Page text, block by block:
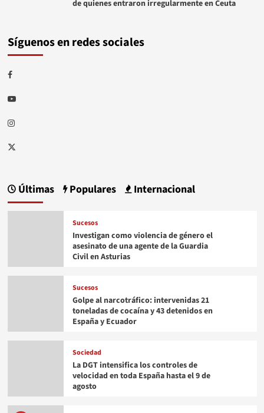
de quienes entraron irregularmente en Ceuta
Síguenos en redes sociales
Facebook
Youtube
Instagram
Twitter
Últimas Populares Internacional
Sucesos
Investigan como violencia de género el
asesinato de una agente de la Guardia
Civil en Asturias
Sucesos
Golpe al narcotráfico: intervenidas 21
toneladas de cocaína y 43 detenidos en
España y Ecuador
Sociedad
La DGT intensifica los controles de
velocidad en toda España hasta el 9 de
agosto